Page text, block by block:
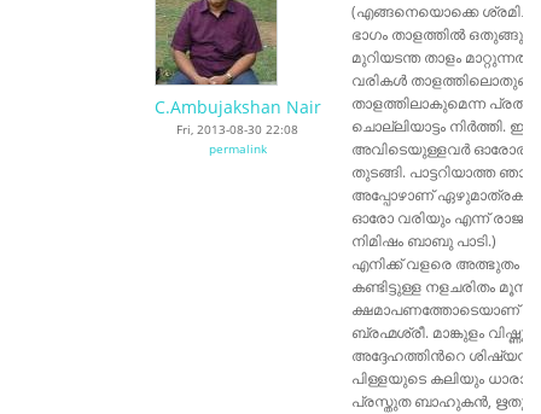
C.Ambujakshan Nair
Fri, 2013-08-30 22:08
permalink
(എങ്ങനെയൊക്കെ
ഭാഗം താളത്തില്‍
മുറിയടന്ത താളം
വരികള്‍
താളത്തിലാകുമെന്ന
ചൊല്ലിയാട്ടം നിര്‍ത്തി.
അവിടെയുള്ളവര്‍
തുടങ്ങി. പാട്ടറിയാത്ത
അപ്പോഴാണ്‌
ഓരോ വരിയും എന്ന്
നിമിഷം ബാബു പാടി.)
എനിക്ക് വളരെ അത്ഭുതം
കണ്ടിട്ടുള്ള നളചരിതം
ക്ഷമാപണത്തോടെയാണ്
ബ്രഹ്മശ്രീ. മാങ്കുളം
അദ്ദേഹത്തിൻറെ ശിഷ്യൻ
പിള്ളയുടെ കലിയും
പ്രസ്തുത ബാഹുകൻ,